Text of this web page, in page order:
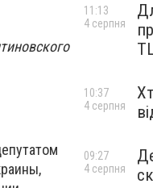
11:13
4 серпня
10:37
4 серпня
09:27
4 серпня